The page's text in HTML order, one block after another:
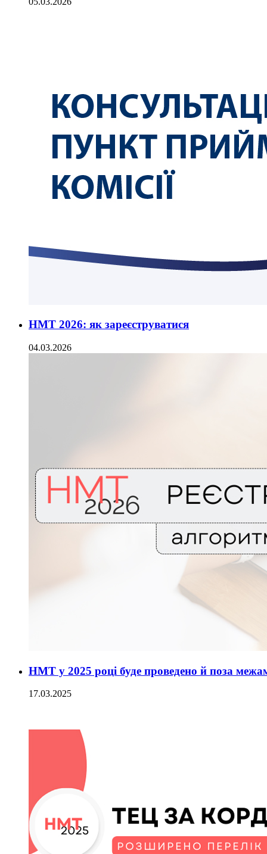
НМТ 2026: як зареєструватися
04.03.2026
НМТ у 2025 році буде проведено й поза
17.03.2025